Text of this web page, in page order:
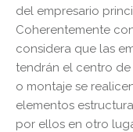
del empresario
Coherentemente
considera que las
tendrán el centro
o montaje se
elementos
por ellos en otro